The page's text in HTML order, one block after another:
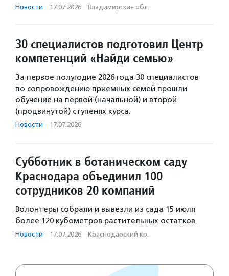
Новости · 17.07.2026 · Владимирская обл.
30 специалистов подготовил Центр
компетенций «Найди семью»
За первое полугодие 2026 года 30 специалистов
по сопровождению приемных семей прошли
обучение на первой (начальной) и второй
(продвинутой) ступенях курса.
Новости · 17.07.2026
Субботник в ботаническом саду
Краснодара объединил 100
сотрудников 20 компаний
Волонтеры собрали и вывезли из сада 15 июля
более 120 кубометров растительных остатков.
Новости · 17.07.2026 · Краснодарский кр.